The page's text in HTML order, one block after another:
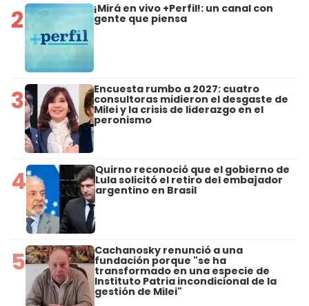
2 ¡Mirá en vivo +Perfil!: un canal con
gente que piensa
3 Encuesta rumbo a 2027: cuatro
consultoras midieron el desgaste de
Milei y la crisis de liderazgo en el
peronismo
4 Quirno reconoció que el gobierno de
Lula solicitó el retiro del embajador
argentino en Brasil
5 Cachanosky renunció a una
fundación porque "se ha
transformado en una especie de
Instituto Patria incondicional de la
gestión de Milei"